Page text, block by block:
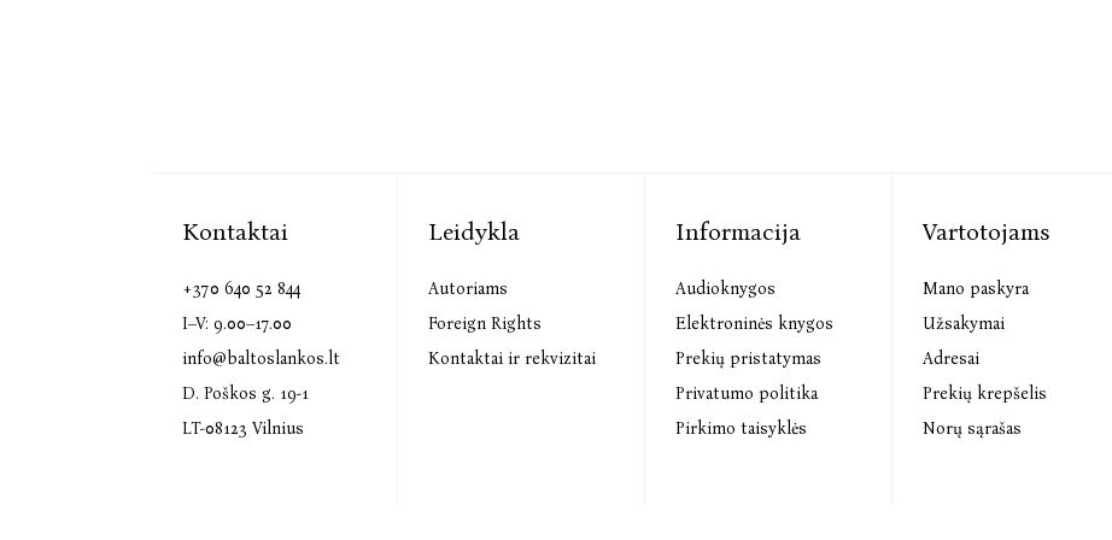
Kontaktai
+370 640 52 844
I–V: 9.00–17.00
info@baltoslankos.lt
D. Poškos g. 19-1
LT-08123 Vilnius
Leidykla
Autoriams
Foreign Rights
Kontaktai ir rekvizitai
Informacija
Audioknygos
Elektroninės knygos
Prekių pristatymas
Privatumo politika
Pirkimo taisyklės
Vartotojams
Mano paskyra
Užsakymai
Adresai
Prekių krepšelis
Norų sąrašas